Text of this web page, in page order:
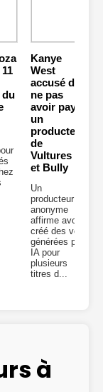
du
Kanye
West
accusé de
ne pas
avoir payé
un
producteur
de
Vultures 2
et Bully
Un
producteur
anonyme
affirme avoir
créé des voix
générées par
IA pour
plusieurs
titres d...
à